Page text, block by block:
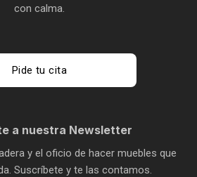
con calma.
Pide tu cita
a nuestra Newsletter
y el oficio de hacer muebles que
Suscríbete y te las contamos.